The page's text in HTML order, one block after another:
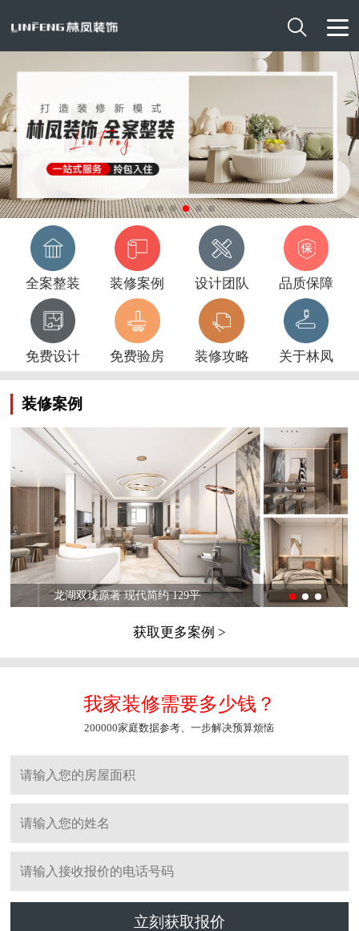

全案整装 装修案例 设计团队 品质保障
免费设计 免费验房 装修攻略 关于林凤
装修案例
龙湖双珑原著 现代简约 129平
获取更多案例 >
我家装修需要多少钱？
200000家庭数据参考、一步解决预算烦恼
立刻获取报价